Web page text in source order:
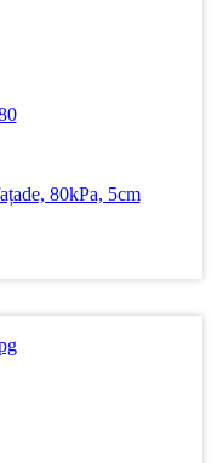
80kPa, 5cm